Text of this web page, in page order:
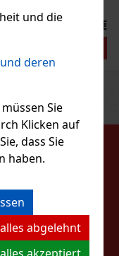
und die
deren
Sie
Klicken auf
dass Sie
haben.
abgelehnt
akzeptiert
5er
6.40 €
Aktion
AN
von
dem
Gleichzeitig ist
im Falle